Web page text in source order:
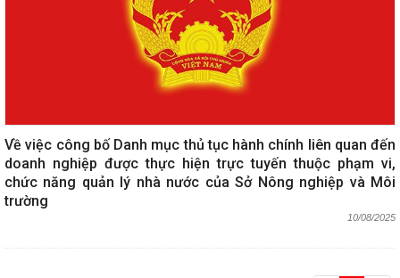
Về việc công bố Danh mục thủ tục hành chính liên quan đến
doanh nghiệp được thực hiện trực tuyến thuộc phạm vi,
chức năng quản lý nhà nước của Sở Nông nghiệp và Môi
trường
10/08/2025